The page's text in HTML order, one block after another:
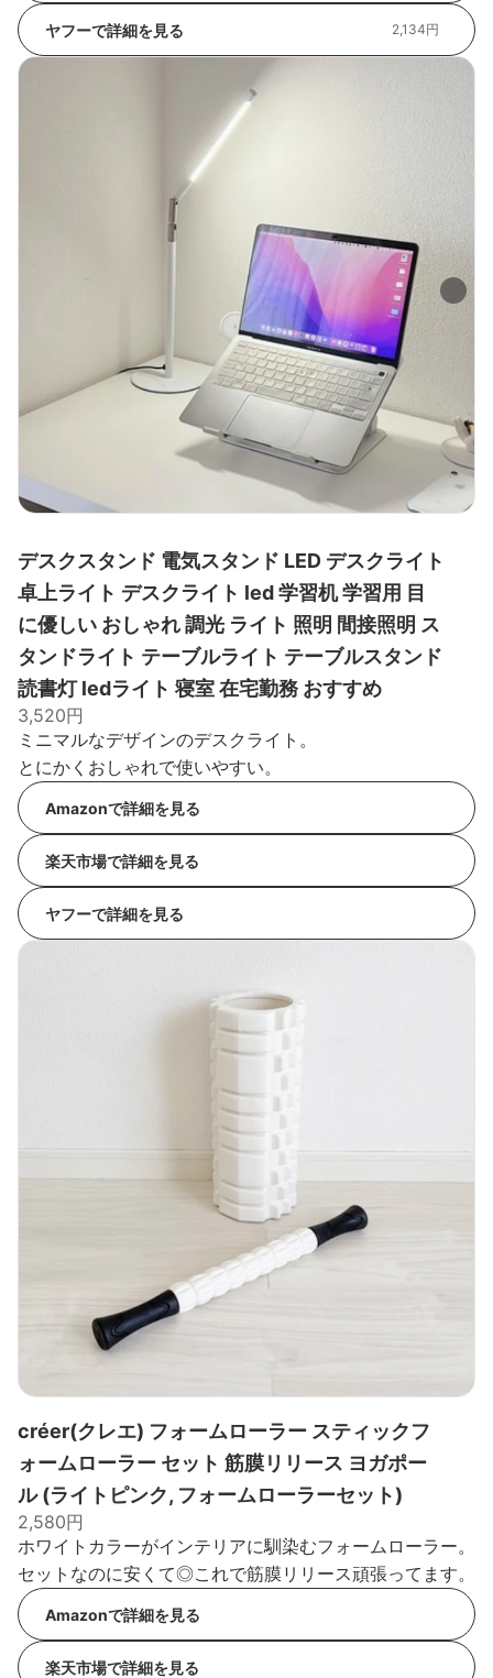
ヤフーで詳細を見る 2,134円
デスクスタンド 電気スタンド LED デスクライト
卓上ライト デスクライト led 学習机 学習用 目
に優しい おしゃれ 調光 ライト 照明 間接照明 ス
タンドライト テーブルライト テーブルスタンド
読書灯 ledライト 寝室 在宅勤務 おすすめ
3,520円
ミニマルなデザインのデスクライト。
とにかくおしゃれで使いやすい。
Amazonで詳細を見る
楽天市場で詳細を見る
ヤフーで詳細を見る
créer(クレエ) フォームローラー スティックフ
ォームローラー セット 筋膜リリース ヨガポー
ル (ライトピンク, フォームローラーセット)
2,580円
ホワイトカラーがインテリアに馴染むフォームローラー。
セットなのに安くて◎これで筋膜リリース頑張ってます。
Amazonで詳細を見る
楽天市場で詳細を見る